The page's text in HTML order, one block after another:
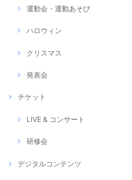
運動会・運動あそび
ハロウィン
クリスマス
発表会
チケット
LIVE & コンサート
研修会
デジタルコンテンツ